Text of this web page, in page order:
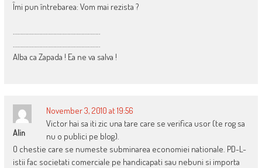
Îmi pun întrebarea: Vom mai rezista ?
Alba ca Zapada ! Ea ne va salva !
Alin
November 3, 2010 at 19:56
Victor hai sa iti zic una tare care se verifica usor (te rog sa
nu o publici pe blog).
O chestie care se numeste subminarea economiei nationale. PD-L-
istii fac societati comerciale pe handicapati sau nebuni si importa